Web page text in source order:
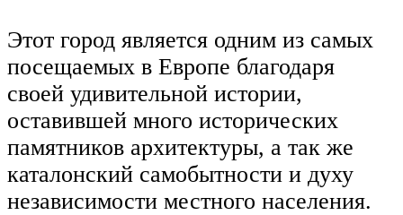
Этот город является одним из самых
посещаемых в Европе благодаря
своей удивительной истории,
оставившей много исторических
памятников архитектуры, а так же
каталонский самобытности и духу
независимости местного населения.